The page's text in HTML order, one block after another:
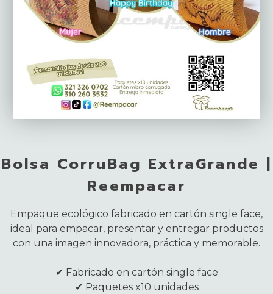
Bolsa CorruBag ExtraGrande |
Reempacar
Empaque ecológico fabricado en cartón single face,
ideal para empacar, presentar y entregar productos
con una imagen innovadora, práctica y memorable.
✔ Fabricado en cartón single face
✔ Paquetes x10 unidades